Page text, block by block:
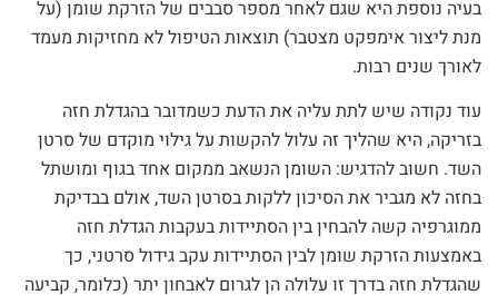
בעיה נוספת היא שגם לאחר מספר סבבים של הזרקת שומן (על
מנת ליצור אימפקט מצטבר) תוצאות הטיפול לא מחזיקות מעמד
לאורך שנים רבות.
עוד נקודה שיש לתת עליה את הדעת כשמדובר בהגדלת חזה
בזריקה, היא שהליך זה עלול להקשות על גילוי מוקדם של סרטן
השד. חשוב להדגיש: השומן הנשאב ממקום אחד בגוף ומושתל
בחזה לא מגביר את הסיכון ללקות בסרטן השד, אולם בבדיקת
ממוגרפיה קשה להבחין בין הסתיידות בעקבות הגדלת חזה
באמצעות הזרקת שומן לבין הסתיידות עקב גידול סרטני, כך
שהגדלת חזה בדרך זו עלולה הן לגרום לאבחון יתר (כלומר, קביעה